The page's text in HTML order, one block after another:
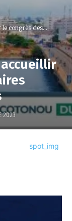
congrès des...
2023